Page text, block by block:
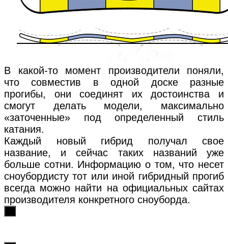
В какой-то момент производители поняли,
что совместив в одной доске разные
прогибы, они соединят их достоинства и
смогут делать модели, максимально
«заточенные» под определенный стиль
катания.
Каждый новый гибрид получал свое
название, и сейчас таких названий уже
больше сотни. Информацию о том, что несет
сноубордисту тот или иной гибридный прогиб
всегда можно найти на официальных сайтах
производителя конкретного сноуборда.